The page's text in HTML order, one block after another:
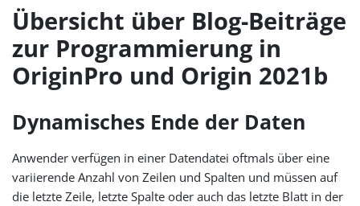
Übersicht über Blog-Beiträge
zur Programmierung in
OriginPro und Origin 2021b
Dynamisches Ende der Daten
Anwender verfügen in einer Datendatei oftmals über eine
variierende Anzahl von Zeilen und Spalten und müssen auf
die letzte Zeile, letzte Spalte oder auch das letzte Blatt in der